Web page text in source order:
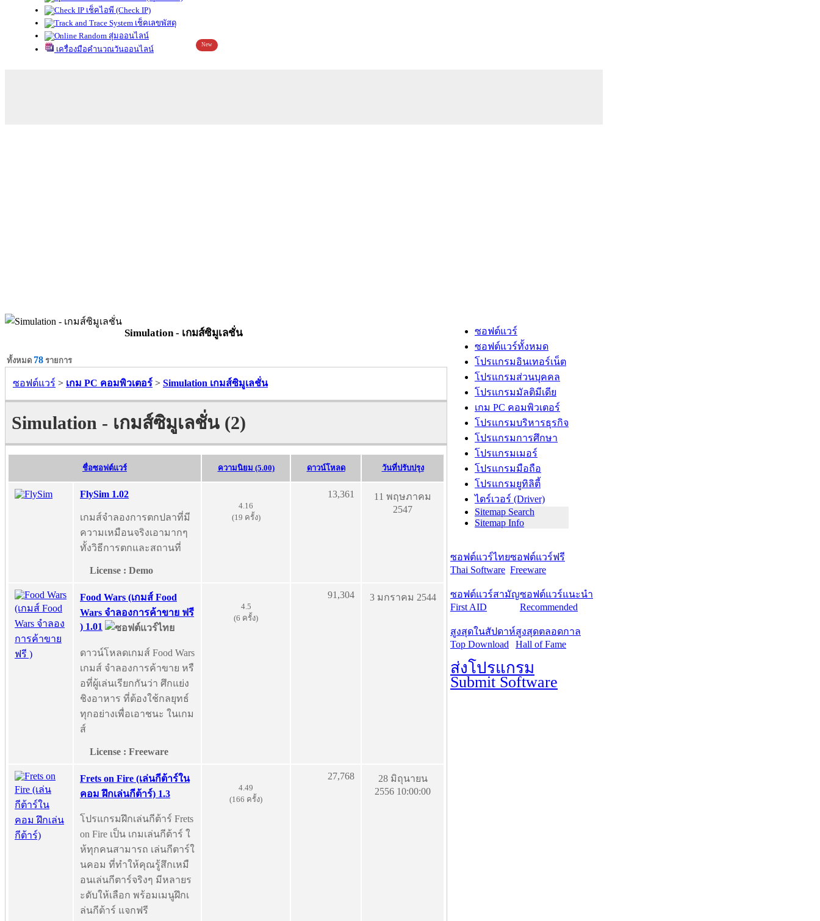
เช็คไอพี (Check IP)
เช็คเลขพัสดุ
สุ่มออนไลน์
เครื่องมือคำนวณวันออนไลน์
New
Simulation - เกมส์ซิมูเลชั่น
ทั้งหมด 78 รายการ
ซอฟต์แวร์ > เกม PC คอมพิวเตอร์ > Simulation เกมส์ซิมูเลชั่น
Simulation - เกมส์ซิมูเลชั่น (2)
ชื่อซอฟต์แวร์ ความนิยม (5.00) ดาวน์โหลด วันที่ปรับปรุง
FlySim 1.02
เกมส์จำลองการตกปลาที่มี
ความเหมือนจริงเอามากๆ
ทั้งวิธีการตกและสถานที่
License : Demo
4.16
(19 ครั้ง)
13,361
11 พฤษภาคม
2547
Food Wars (เกมส์ Food
Wars จำลองการค้าขาย ฟรี
) 1.01
ดาวน์โหลดเกมส์ Food Wars
เกมส์ จำลองการค้าขาย หรื
อที่ผู้เล่นเรียกกันว่า ศึกแย่ง
ชิงอาหาร ที่ต้องใช้กลยุทธ์
ทุกอย่างเพื่อเอาชนะ ในเกม
ส์
License : Freeware
4.5
(6 ครั้ง)
91,304 3 มกราคม 2544
Frets on Fire (เล่นกีต้าร์ใน
คอม ฝึกเล่นกีต้าร์) 1.3
โปรแกรมฝึกเล่นกีต้าร์ Frets
on Fire เป็น เกมเล่นกีต้าร์ ใ
ห้ทุกคนสามารถ เล่นกีตาร์ใ
นคอม ที่ทำให้คุณรู้สึกเหมื
อนเล่นกีตาร์จริงๆ มีหลายร
ะดับให้เลือก พร้อมเมนูฝึกเ
ล่นกีต้าร์ แจกฟรี
4.49
(166 ครั้ง)
27,768
28 มิถุนายน
2556 10:00:00
ซอฟต์แวร์
ซอฟต์แวร์ทั้งหมด
โปรแกรมอินเทอร์เน็ต
โปรแกรมส่วนบุคคล
โปรแกรมมัลติมีเดีย
เกม PC คอมพิวเตอร์
โปรแกรมบริหารธุรกิจ
โปรแกรมการศึกษา
โปรแกรมเมอร์
โปรแกรมมือถือ
โปรแกรมยูทิลิตี้
ไดร์เวอร์ (Driver)
Sitemap Search
Sitemap Info
ซอฟต์แวร์ไทย
Thai Software
ซอฟต์แวร์ฟรี
Freeware
ซอฟต์แวร์สามัญ
First AID
ซอฟต์แวร์แนะนำ
Recommended
สูงสุดในสัปดาห์
Top Download
สูงสุดตลอดกาล
Hall of Fame
ส่งโปรแกรม
Submit Software